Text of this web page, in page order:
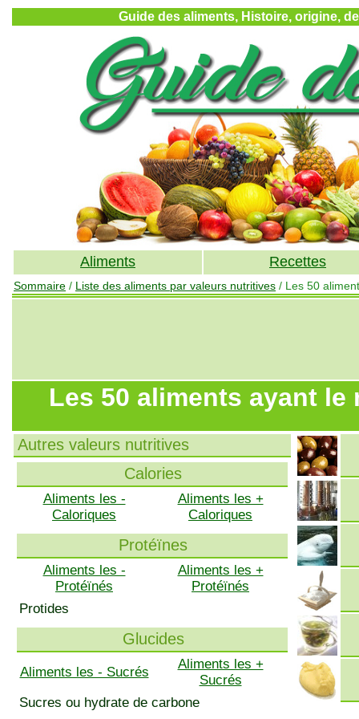
Guide des aliments, Histoire, origine,
Aliments Recettes
Sommaire / Liste des aliments par valeurs nutritives / Les 50
Les 50 aliments ayant
Autres valeurs nutritives
Calories
Aliments les -
Caloriques
Aliments les +
Caloriques
Protéïnes
Aliments les -
Protéïnés
Aliments les +
Protéïnés
Protides
Glucides
Aliments les - Sucrés
Aliments les +
Sucrés
Sucres ou hydrate de carbone